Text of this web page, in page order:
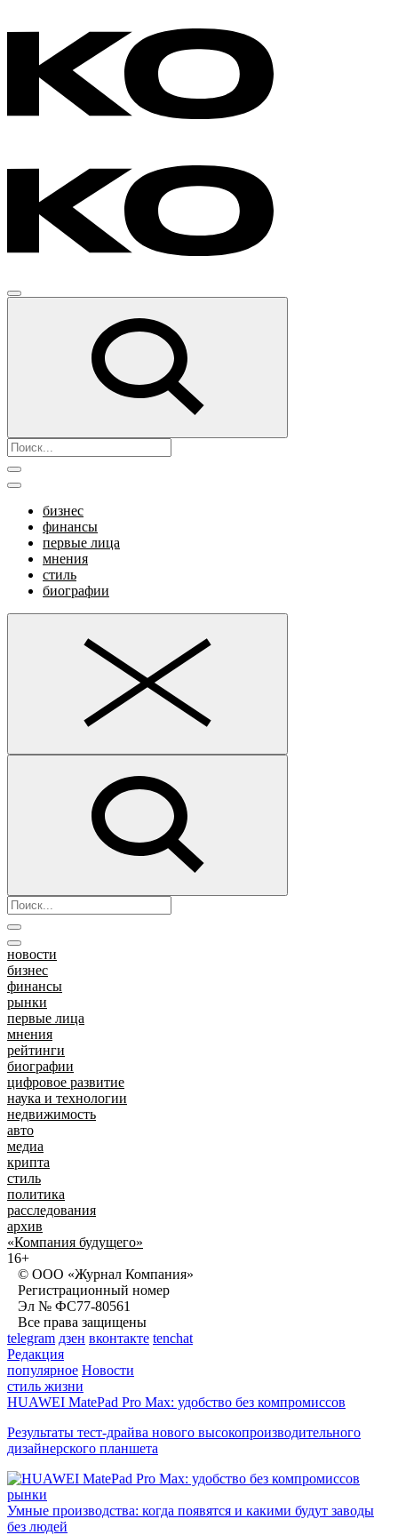
бизнес
финансы
первые лица
мнения
стиль
биографии
новости
бизнес
финансы
рынки
первые лица
мнения
рейтинги
биографии
цифровое развитие
наука и технологии
недвижимость
авто
медиа
крипта
стиль
политика
расследования
архив
«Компания будущего»
16+
© ООО «Журнал Компания»
Регистрационный номер
Эл № ФС77-80561
Все права защищены
telegram дзен вконтакте tenchat
Редакция
популярное Новости
стиль жизни
HUAWEI MatePad Pro Max: удобство без компромиссов
Результаты тест-драйва нового высокопроизводительного
дизайнерского планшета
рынки
Умные производства: когда появятся и какими будут заводы
без людей